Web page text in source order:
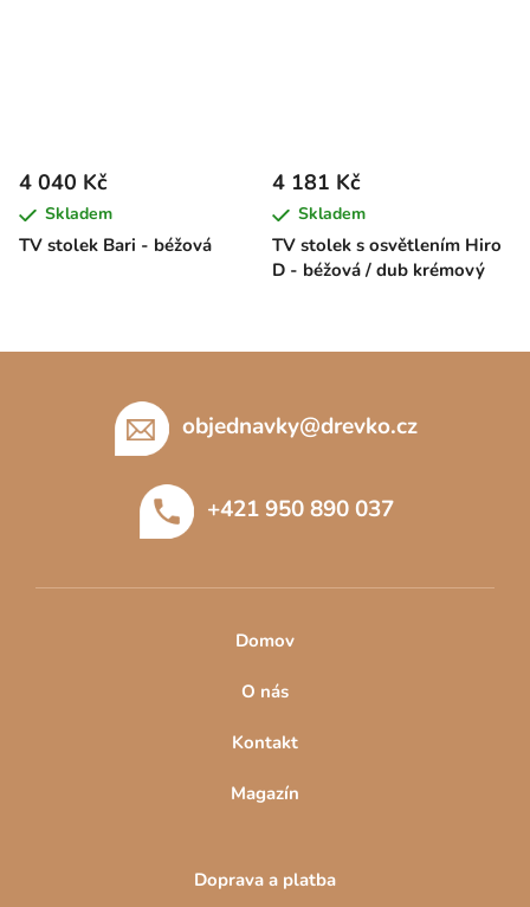
TV stolek Bari - béžová
4 040 Kč
Skladem
TV stolek s osvětlením Hiro
D - béžová / dub krémový
4 181 Kč
Skladem
objednavky@drevko.cz
+421 950 890 037
Domov
O nás
Kontakt
Magazín
Doprava a platba